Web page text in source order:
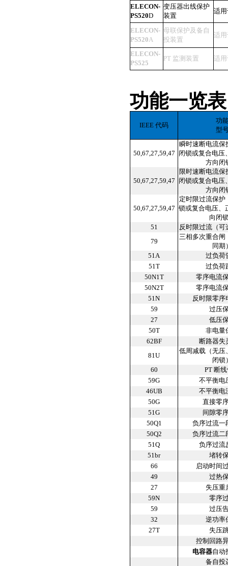
ELECON-
PS520D
变压器出线保护
装置
适
ELECON-
PS520A
母联保护及备自
投装置
适
ELECON-
PS525
PT 监测装置 适用
功能一览表
IEEE 代码
功
型
50,67,27,59,47
瞬时速断电流保
闭锁或复合电压
方向闭
50,67,27,59,47
限时速断电流保
闭锁或复合电压
方向闭
50,67,27,59,47
定时限过流保护
锁或复合电压、
向闭
51
反时限过流（可
79
三相多次重合闸
同期
51A
过负荷
51T
过负荷
50N1T
零序电流
50N2T
零序电流
51N
反时限零序
59
过压
27
低压
50T
非电量
62BF
断路器失
81U
低周减载（无压
闭锁
60
PT 断
59G
不平衡电
46UB
不平衡电
50G
直接零
51G
间隙零
50Q1
负序过流一
50Q2
负序过流二
51Q
负序过流
51br
堵转
66
启动时间
49
过热
27
失压重
59N
零序
59
过压
32
逆功率
27T
失压
控制回路
电容器自动
备自投